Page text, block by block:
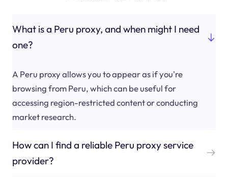
What is a Peru proxy, and when might I need
one?
A Peru proxy allows you to appear as if you're
browsing from Peru, which can be useful for
accessing region-restricted content or conducting
market research.
How can I find a reliable Peru proxy service
provider?